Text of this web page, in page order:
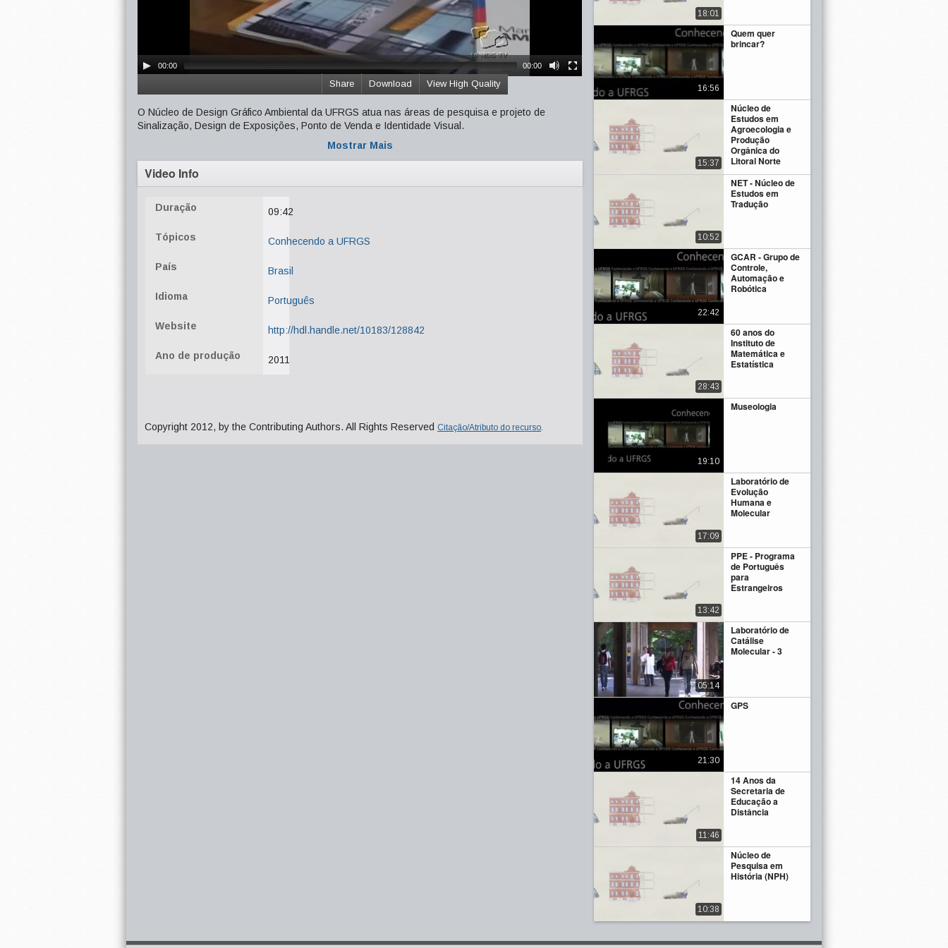
00:00 00:00
View High Quality
Download
Share
O Núcleo de Design Gráfico Ambiental da UFRGS atua nas áreas de pesquisa e projeto de
Sinalização, Design de Exposições, Ponto de Venda e Identidade Visual.
Mostrar Mais
Video Info
Duração 09:42
Tópicos Conhecendo a UFRGS
País Brasil
Idioma Português
Website http://hdl.handle.net/10183/128842
Ano de produção 2011
Copyright 2012, by the Contributing Authors. All Rights Reserved Citação/Atributo do recurso.
18:01
Quem quer
brincar?
16:56
Núcleo de
Estudos em
Agroecologia e
Produção
Orgânica do
Litoral Norte
15:37
NET - Núcleo de
Estudos em
Tradução
10:52
GCAR - Grupo de
Controle,
Automação e
Robótica
22:42
60 anos do
Instituto de
Matemática e
Estatística
28:43
Museologia
19:10
Laboratório de
Evolução
Humana e
Molecular
17:09
PPE - Programa
de Português
para
Estrangeiros
13:42
Laboratório de
Catálise
Molecular - 3
05:14
GPS
21:30
14 Anos da
Secretaria de
Educação a
Distância
11:46
Núcleo de
Pesquisa em
História (NPH)
10:38